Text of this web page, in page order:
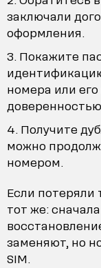
заключали
оформления.
Покажите
номера или
доверенностью.
Получите
можно
номером.
Если потеряли
тот же:
заменяют, но
SIM.